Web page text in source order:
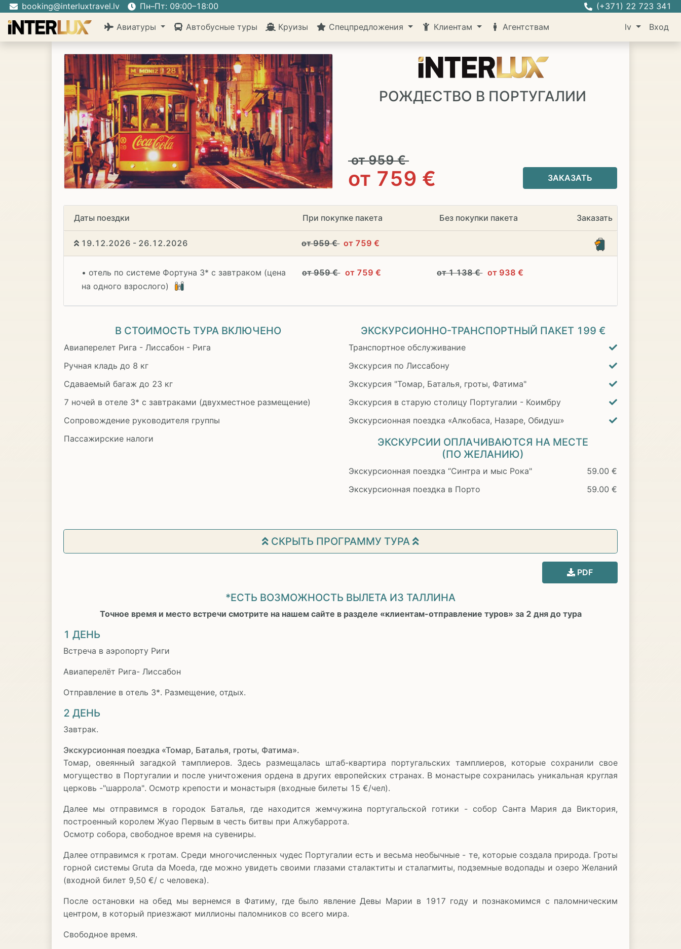
booking@interluxtravel.lv Пн–Пт: 09:00–18:00 (+371) 22 723 341
Авиатуры Автобусные туры Круизы Спецпредложения Клиентам Агентствам lv Вход
РОЖДЕСТВО В ПОРТУГАЛИИ
от959€
от 759 € ЗАКАЗАТЬ
Даты поездки При покупке пакета Без покупки пакета Заказать
19.12.2026 - 26.12.2026 от 959 €от 759 €
• отель по системе Фортуна 3* с завтраком (цена
на одного взрослого)
от 959 € от 759 € от 1 138 € от 938 €
В СТОИМОСТЬ ТУРА ВКЛЮЧЕНО
Авиаперелет Рига - Лиссабон - Рига
Ручная кладь до 8 кг
Сдаваемый багаж до 23 кг
7 ночей в отеле 3* с завтраками (двухместное размещение)
Сопровождение руководителя группы
Пассажирские налоги
ЭКСКУРСИОННО-ТРАНСПОРТНЫЙ ПАКЕТ 199 €
Транспортное обслуживание
Экскурсия по Лиссабону
Экскурсия "Томар, Баталья, гроты, Фатима"
Экскурсия в старую столицу Португалии - Коимбру
Экскурсионная поездка «Алкобаса, Назаре, Обидуш»
ЭКСКУРСИИ ОПЛАЧИВАЮТСЯ НА МЕСТЕ
(ПО ЖЕЛАНИЮ)
Экскурсионная поездка “Синтра и мыс Рока"
59.00 €
Экскурсионная поездка в Порто
59.00 €
СКРЫТЬ ПРОГРАММУ ТУРА
PDF
*ЕСТЬ ВОЗМОЖНОСТЬ ВЫЛЕТА ИЗ ТАЛЛИНА
Точное время и место встречи смотрите на нашем сайте в разделе «клиентам-отправление туров» за 2 дня до тура
1 ДЕНЬ
Встреча в аэропорту Риги
Авиаперелёт Рига- Лиссабон
Отправление в отель 3*. Размещение, отдых.
2 ДЕНЬ
Завтрак.
Экскурсионная поездка «Томар, Баталья, гроты, Фатима».
Томар, овеянный загадкой тамплиеров. Здесь размещалась штаб-квартира португальских тамплиеров, которые сохранили свое
могущество в Португалии и после уничтожения ордена в других европейских странах. В монастыре сохранилась уникальная круглая
церковь -"шаррола". Осмотр крепости и монастыря (входные билеты 15 €/чел).
Далее мы отправимся в городок Баталья, где находится жемчужина португальской готики - собор Санта Мария да Виктория,
построенный королем Жуао Первым в честь битвы при Алжубаррота.
Осмотр собора, свободное время на сувениры.
Далее отправимся к гротам. Среди многочисленных чудес Португалии есть и весьма необычные - те, которые создала природа. Гроты
горной системы Gruta da Moeda, где можно увидеть своими глазами сталактиты и сталагмиты, подземные водопады и озеро Желаний
(входной билет 9,50 €/ с человека).
После остановки на обед мы вернемся в Фатиму, где было явление Девы Марии в 1917 году и познакомимся с паломническим
центром, в который приезжают миллионы паломников со всего мира.
Свободное время.